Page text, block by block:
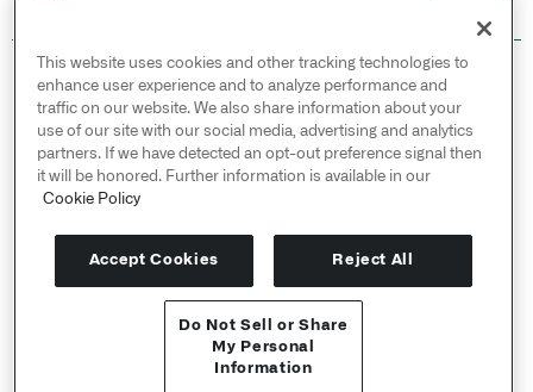
© 2026 Palantir Technologies Inc. All rights
reserved.
Cookies Statement ↗
Privacy Statement ↗
Terms of Use ↗
Do Not Sell or Share My Personal Information
This website uses cookies and other tracking technologies to
enhance user experience and to analyze performance and
traffic on our website. We also share information about your
use of our site with our social media, advertising and analytics
partners. If we have detected an opt-out preference signal then
it will be honored. Further information is available in our
Cookie Policy
Accept Cookies Reject All
Do Not Sell or Share
My Personal
Information